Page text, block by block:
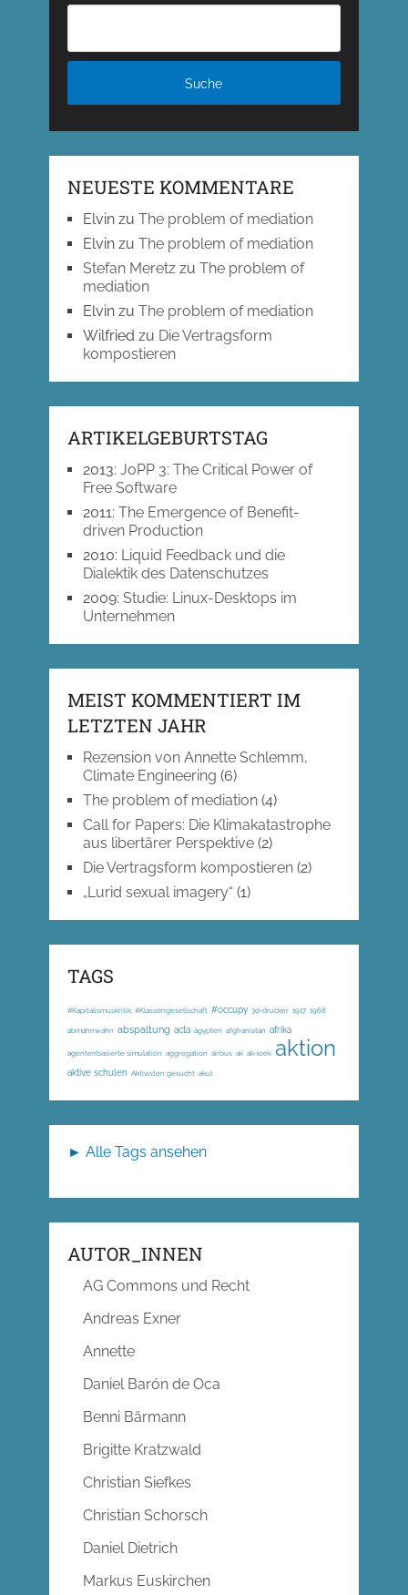
NEUESTE KOMMENTARE
Elvinzu The problem of mediation
Elvinzu The problem of mediation
Stefan Meretzzu The problem of
mediation
Elvinzu The problem of mediation
Wilfried zu Die Vertragsform
kompostieren
ARTIKELGEBURTSTAG
2013: JoPP 3: The Critical Power of
Free Software
2011: The Emergence of Benefit-
driven Production
2010: Liquid Feedback und die
Dialektik des Datenschutzes
2009: Studie: Linux-Desktops im
Unternehmen
MEIST KOMMENTIERT IM
LETZTEN JAHR
Rezension von Annette Schlemm,
Climate Engineering (6)
The problem of mediation(4)
Call for Papers: Die Klimakatastrophe
aus libertärer Perspektive(2)
Die Vertragsform kompostieren(2)
„Lurid sexual imagery“ (1)
TAGS
#Kapitalismuskritik; #Klassengesellschaft #occupy 3d-drucker 1917 1968
abmahnwahn abspaltung acta ägypten afghanistan afrika
agentenbasierte simulation aggregation airbus ak ak-loek aktion
aktive schulen Aktivisten gesucht akut
► Alle Tags ansehen
AUTOR_INNEN
AG Commons und Recht
Andreas Exner
Annette
Daniel Barón de Oca
Benni Bärmann
Brigitte Kratzwald
Christian Siefkes
Christian Schorsch
Daniel Dietrich
Markus Euskirchen